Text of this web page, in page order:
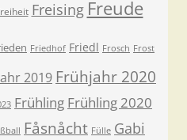
Freising Freude
Friedhof Friedl Frosch Frost
2019 Frühjahr 2020
Frühling Frühling 2020
Fåsnåcht Fülle Gabi